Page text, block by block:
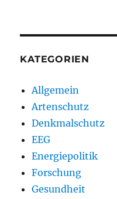
KATEGORIEN
Allgemein
Artenschutz
Denkmalschutz
EEG
Energiepolitik
Forschung
Gesundheit